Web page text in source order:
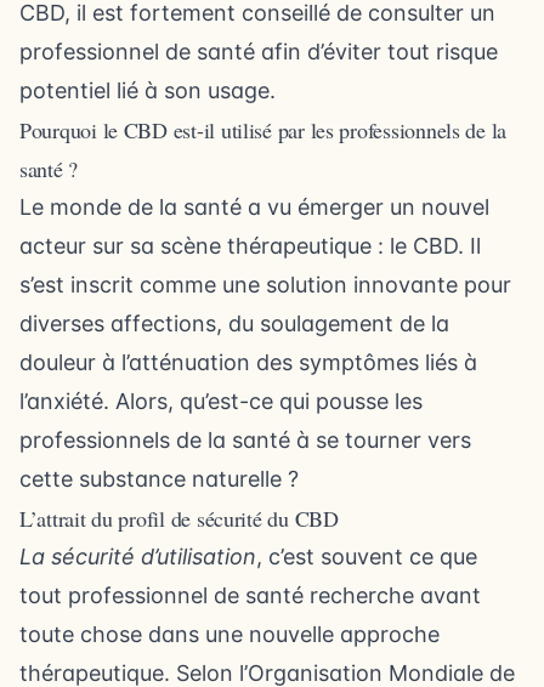
CBD, il est fortement conseillé de consulter un
professionnel de santé afin d’éviter tout risque
potentiel lié à son usage.
Pourquoi le CBD est-il utilisé par les professionnels de la
santé ?
Le monde de la santé a vu émerger un nouvel
acteur sur sa scène thérapeutique : le CBD. Il
s’est inscrit comme une solution innovante pour
diverses affections, du soulagement de la
douleur à l’atténuation des symptômes liés à
l’anxiété. Alors, qu’est-ce qui pousse les
professionnels de la santé à se tourner vers
cette substance naturelle ?
L’attrait du profil de sécurité du CBD
La sécurité d’utilisation, c’est souvent ce que
tout professionnel de santé recherche avant
toute chose dans une nouvelle approche
thérapeutique. Selon l’Organisation Mondiale de